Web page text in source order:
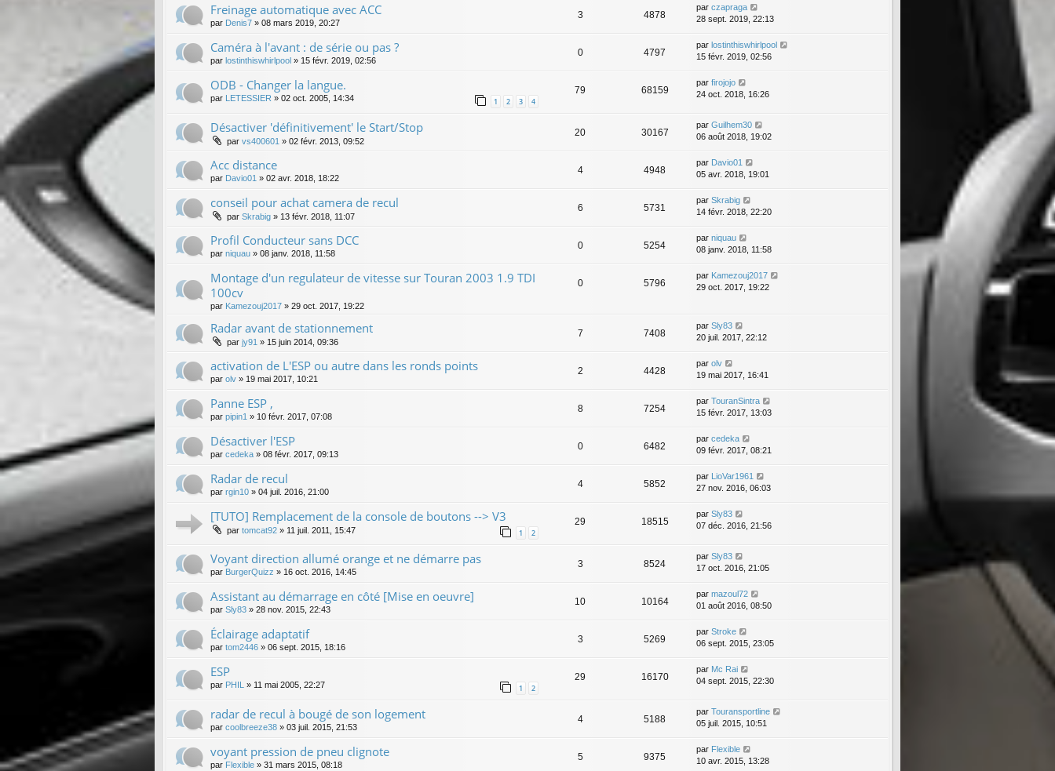
Freinage automatique avec ACC
par Denis7 » 08 mars 2019, 20:27
3 4878
par czapraga
28 sept. 2019, 22:13
Caméra à l'avant : de série ou pas ?
par lostinthiswhirlpool » 15 févr. 2019, 02:56
0 4797
par lostinthiswhirlpool
15 févr. 2019, 02:56
ODB - Changer la langue.
par LETESSIER » 02 oct. 2005, 14:34 1 2 3 4
79 68159
par firojojo
24 oct. 2018, 16:26
Désactiver 'définitivement' le Start/Stop
par vs400601 » 02 févr. 2013, 09:52
20 30167
par Guilhem30
06 août 2018, 19:02
Acc distance
par Davio01 » 02 avr. 2018, 18:22
4 4948
par Davio01
05 avr. 2018, 19:01
conseil pour achat camera de recul
par Skrabig » 13 févr. 2018, 11:07
6 5731
par Skrabig
14 févr. 2018, 22:20
Profil Conducteur sans DCC
par niquau » 08 janv. 2018, 11:58
0 5254
par niquau
08 janv. 2018, 11:58
Montage d'un regulateur de vitesse sur Touran 2003 1.9 TDI
100cv
par Kamezouj2017 » 29 oct. 2017, 19:22
0 5796
par Kamezouj2017
29 oct. 2017, 19:22
Radar avant de stationnement
par jy91 » 15 juin 2014, 09:36
7 7408
par Sly83
20 juil. 2017, 22:12
activation de L'ESP ou autre dans les ronds points
par olv » 19 mai 2017, 10:21
2 4428
par olv
19 mai 2017, 16:41
Panne ESP ,
par pipin1 » 10 févr. 2017, 07:08
8 7254
par TouranSintra
15 févr. 2017, 13:03
Désactiver l'ESP
par cedeka » 08 févr. 2017, 09:13
0 6482
par cedeka
09 févr. 2017, 08:21
Radar de recul
par rgin10 » 04 juil. 2016, 21:00
4 5852
par LioVar1961
27 nov. 2016, 06:03
[TUTO] Remplacement de la console de boutons --> V3
par tomcat92 » 11 juil. 2011, 15:47 1 2
29 18515
par Sly83
07 déc. 2016, 21:56
Voyant direction allumé orange et ne démarre pas
par BurgerQuizz » 16 oct. 2016, 14:45
3 8524
par Sly83
17 oct. 2016, 21:05
Assistant au démarrage en côté [Mise en oeuvre]
par Sly83 » 28 nov. 2015, 22:43
10 10164
par mazoul72
01 août 2016, 08:50
Éclairage adaptatif
par tom2446 » 06 sept. 2015, 18:16
3 5269
par Stroke
06 sept. 2015, 23:05
ESP
par PHIL » 11 mai 2005, 22:27 1 2
29 16170
par Mc Rai
04 sept. 2015, 22:30
radar de recul à bougé de son logement
par coolbreeze38 » 03 juil. 2015, 21:53
4 5188
par Touransportline
05 juil. 2015, 10:51
voyant pression de pneu clignote
par Flexible » 31 mars 2015, 08:18
5 9375
par Flexible
10 avr. 2015, 13:28